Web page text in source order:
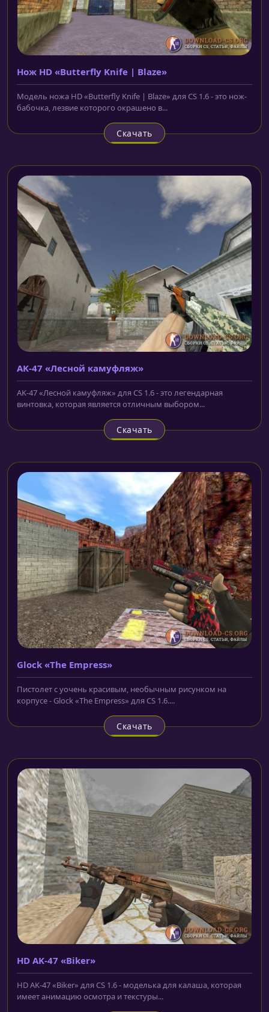
Нож HD «Butterfly Knife | Blaze»
Модель ножа HD «Butterfly Knife | Blaze» для CS 1.6 - это нож-
бабочка, лезвие которого окрашено в...
Скачать
AK-47 «Лесной камуфляж»
AK-47 «Лесной камуфляж» для CS 1.6 - это легендарная
винтовка, которая является отличным выбором...
Скачать
Glock «The Empress»
Пистолет с уочень красивым, необычным рисунком на
корпусе - Glock «The Empress» для CS 1.6....
Скачать
HD AK-47 «Biker»
HD AK-47 «Biker» для CS 1.6 - моделька для калаша, которая
имеет анимацию осмотра и текстуры...